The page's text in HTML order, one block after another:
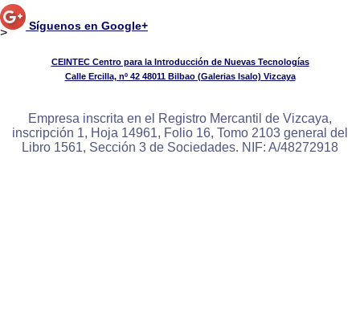
Síguenos en Google+
CEINTEC Centro para la Introducción de Nuevas Tecnologías
Calle Ercilla, nº 42 48011 Bilbao (Galerias Isalo) Vizcaya
Empresa inscrita en el Registro Mercantil de Vizcaya,
inscripción 1, Hoja 14961, Folio 16, Tomo 2103 general del
Libro 1561, Sección 3 de Sociedades. NIF: A/48272918
>